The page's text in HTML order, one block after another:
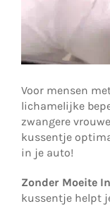
Voor mensen
lichamelijke
zwangere
kussentje
in je auto!
Zonder Moeite
kussentje helpt